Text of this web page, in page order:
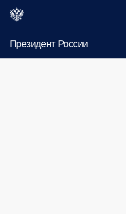
Президент России